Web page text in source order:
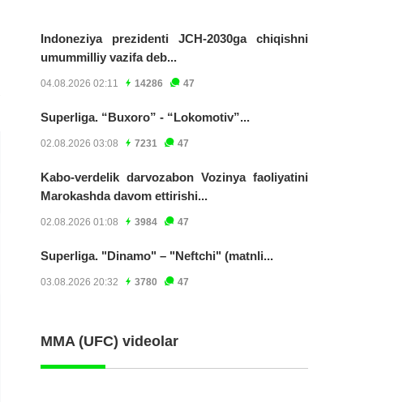
Indoneziya prezidenti JCH-2030ga chiqishni
umummilliy vazifa deb...
04.08.2026 02:11 14286 47
Superliga. “Buxoro” - “Lokomotiv”...
02.08.2026 03:08 7231 47
Kabo-verdelik darvozabon Vozinya faoliyatini
Marokashda davom ettirishi...
02.08.2026 01:08 3984 47
Superliga. "Dinamo" – "Neftchi" (matnli...
03.08.2026 20:32 3780 47
MMA (UFC) videolar